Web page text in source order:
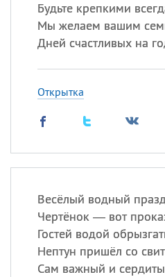
Будьте крепкими
Мы желаем вашим
Дней счастливых на
Открытка
Весёлый водный
Чертёнок — вот
Гостей водой
Нептун пришёл со
Сам важный и